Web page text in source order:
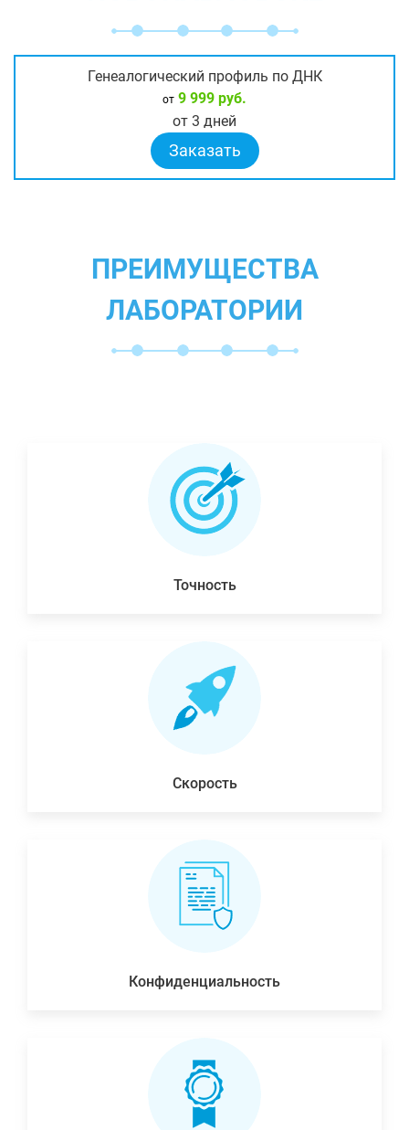
Генеалогический профиль по ДНК
от 9 999 руб.
от 3 дней
Заказать
ПРЕИМУЩЕСТВА
ЛАБОРАТОРИИ
Точность
Скорость
Конфиденциальность